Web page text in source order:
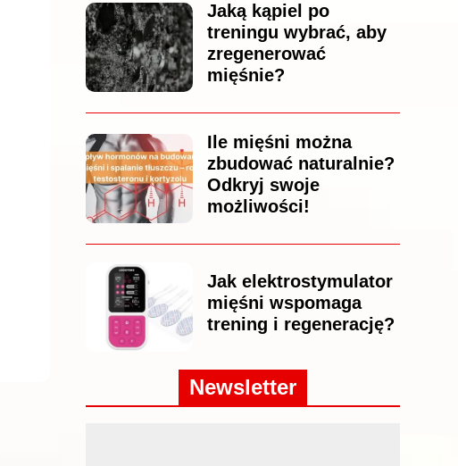
Jaką kąpiel po
treningu wybrać, aby
zregenerować
mięśnie?
Ile mięśni można
zbudować naturalnie?
Odkryj swoje
możliwości!
Jak elektrostymulator
mięśni wspomaga
trening i regenerację?
Newsletter